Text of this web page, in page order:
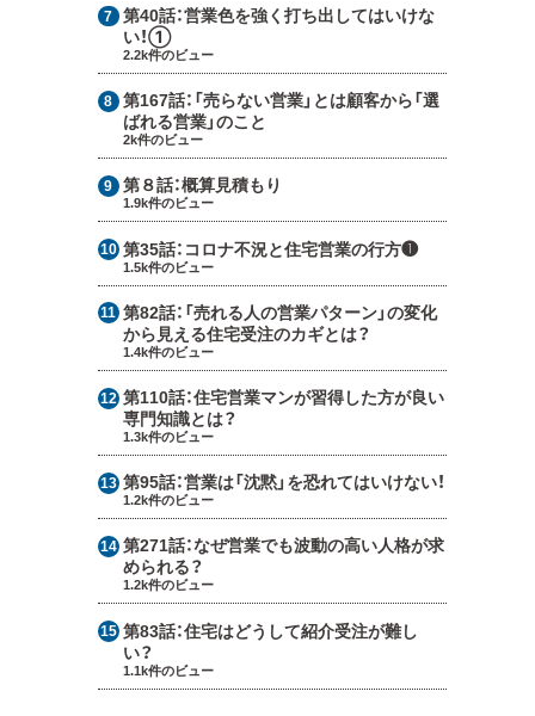
第40話：営業色を強く打ち出してはいけな
い！①
2.2k件のビュー
第167話： 「売らない営業」とは顧客から「選
ばれる営業」のこと
2k件のビュー
第８話：概算見積もり
1.9k件のビュー
第35話： コロナ不況と住宅営業の行方❶
1.5k件のビュー
第82話： 「売れる人の営業パターン」の変化
から見える住宅受注のカギとは？
1.4k件のビュー
第110話：住宅営業マンが習得した方が良い
専門知識とは？
1.3k件のビュー
第95話：営業は「沈黙」を恐れてはいけない！
1.2k件のビュー
第271話：なぜ営業でも波動の高い人格が求
められる？
1.2k件のビュー
第83話：住宅はどうして紹介受注が難し
い？
1.1k件のビュー